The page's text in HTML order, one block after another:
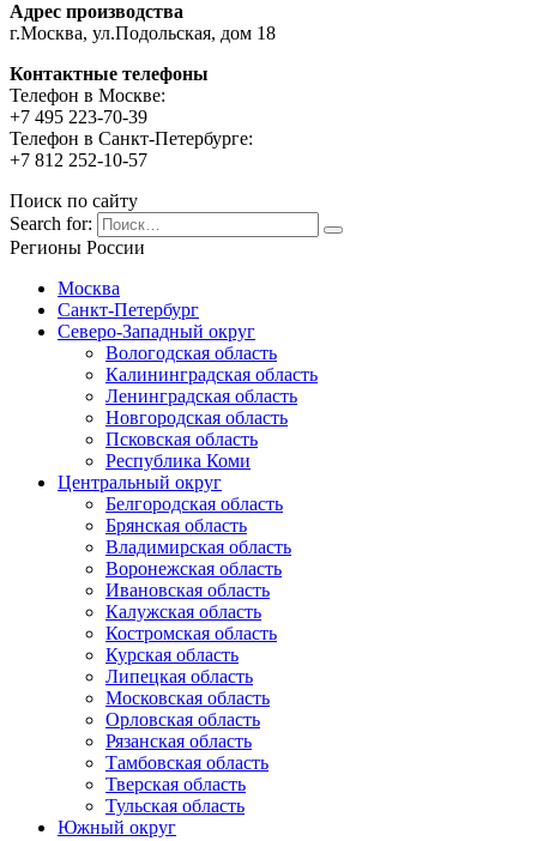
Адрес производства
г.Москва, ул.Подольская, дом 18
Контактные телефоны
Телефон в Москве:
+7 495 223-70-39
Телефон в Санкт-Петербурге:
+7 812 252-10-57
Поиск по сайту
Search for:
Регионы России
Москва
Санкт-Петербург
Северо-Западный округ
Вологодская область
Калининградская область
Ленинградская область
Новгородская область
Псковская область
Республика Коми
Центральный округ
Белгородская область
Брянская область
Владимирская область
Воронежская область
Ивановская область
Калужская область
Костромская область
Курская область
Липецкая область
Московская область
Орловская область
Рязанская область
Тамбовская область
Тверская область
Тульская область
Южный округ